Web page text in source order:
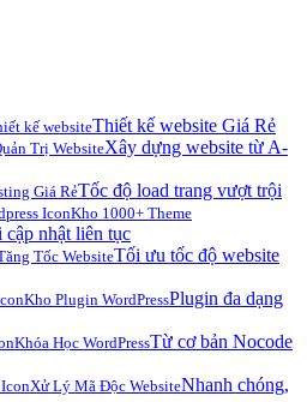
kế websiteThiết kế website Giá Rẻ
Trị WebsiteXây dựng website từ A-
Giá RẻTốc độ load trang vượt trội
Kho 1000+ Theme
nhật liên tục
Tốc WebsiteTối ưu tốc độ website
Kho Plugin WordPressPlugin đa dạng
Khóa Học WordPressTừ cơ bản Nocode
Xử Lý Mã Độc WebsiteNhanh chóng,